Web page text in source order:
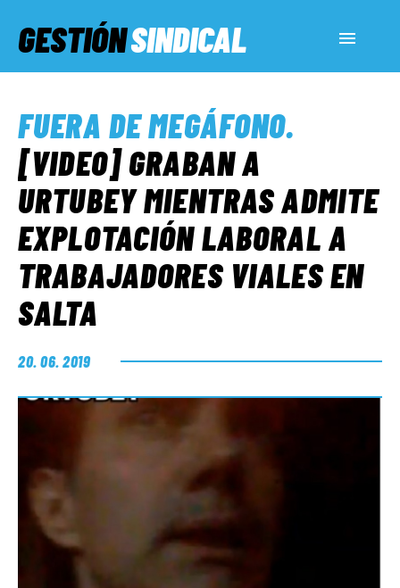
GESTIÓNSINDICAL
SERVICIOS SOCIALES
INFORMES ESPECIALES
FUERA DE MEGÁFONO
FUERA DE MEGÁFONO.
[VIDEO] GRABAN A
URTUBEY MIENTRAS ADMITE
EXPLOTACIÓN LABORAL A
TRABAJADORES VIALES EN
SALTA
20. 06. 2019